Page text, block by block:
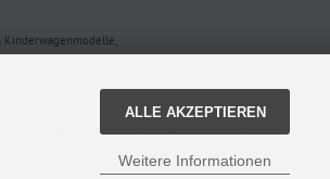
oder bestellt online bei uns.
Familienfachgeschäft für Babyausstattung.
Versandinformationen.
ALLE AKZEPTIEREN
Weitere Informationen